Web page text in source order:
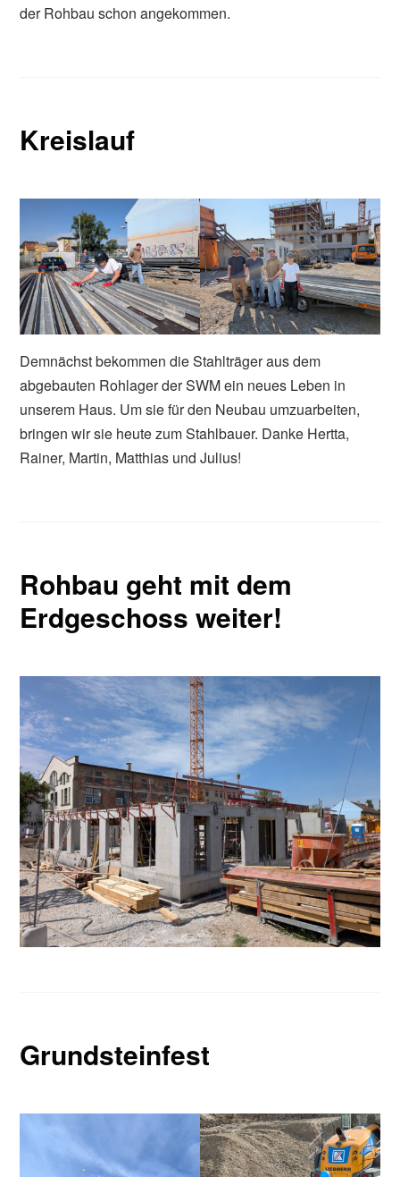
der Rohbau schon angekommen.
Kreislauf
Demnächst bekommen die Stahlträger aus dem
abgebauten Rohlager der SWM ein neues Leben in
unserem Haus. Um sie für den Neubau umzuarbeiten,
bringen wir sie heute zum Stahlbauer. Danke Hertta,
Rainer, Martin, Matthias und Julius!
Rohbau geht mit dem
Erdgeschoss weiter!
Grundsteinfest